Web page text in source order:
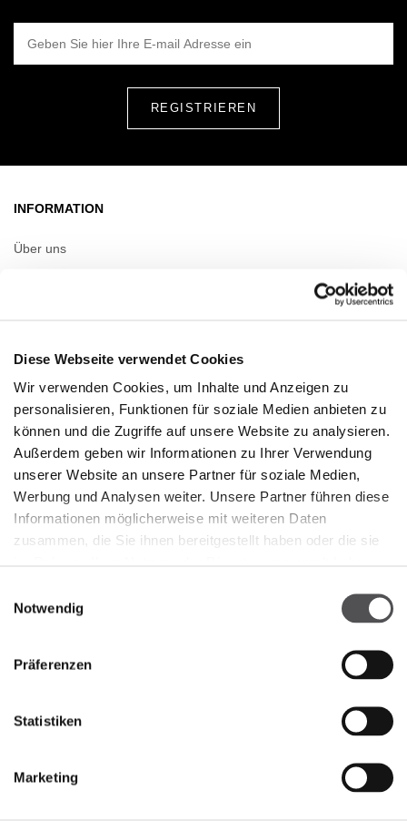
Diese Webseite verwendet Cookies
Wir verwenden Cookies, um Inhalte und Anzeigen zu
personalisieren, Funktionen für soziale Medien anbieten zu
können und die Zugriffe auf unsere Website zu analysieren.
Außerdem geben wir Informationen zu Ihrer Verwendung
unserer Website an unsere Partner für soziale Medien,
Werbung und Analysen weiter. Unsere Partner führen diese
Informationen möglicherweise mit weiteren Daten
zusammen, die Sie ihnen bereitgestellt haben oder die sie
Notwendig
Präferenzen
Statistiken
Marketing
INFORMATION
Über uns
ÖFFNUNGSZEITEN
Öffnungszeiten
Montag
10:00 - 20:00
10:00 - 20:00
10:00 - 20:00
Donnerstag
10:00 - 20:00
Freitag
10:00 - 20:00
Samstag
10:00 - 20:00
Detaillierte Öffnungszeiten
Premier Outlet Budapest
+36 23 449 700